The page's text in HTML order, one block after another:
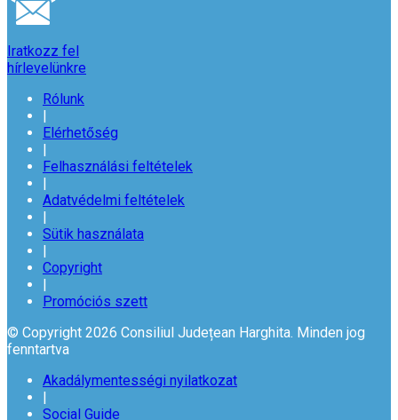
Iratkozz fel
hírlevelünkre
Rólunk
Elérhetőség
Felhasználási feltételek
Adatvédelmi feltételek
Sütik használata
Copyright
Promóciós szett
© Copyright 2026 Consiliul Județean Harghita. Minden jog
fenntartva
Akadálymentességi nyilatkozat
Social Guide